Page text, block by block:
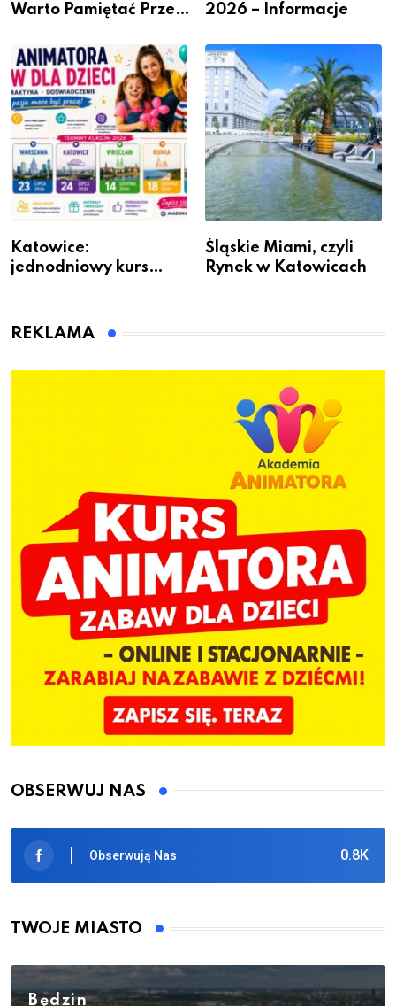
Warto Pamiętać Przed
2026 – Informacje
Katowice:
jednodniowy kurs
dzieci
Śląskie Miami, czyli
Rynek w Katowicach
REKLAMA
OBSERWUJ NAS
0.8K
Obserwują Nas
TWOJE MIASTO
Będzin